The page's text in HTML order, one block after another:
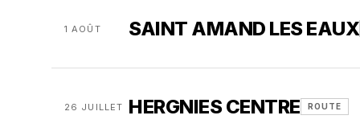
1 AOÛT SAINT AMAND LES EAUX
26 JUILLET HERGNIES CENTRE ROUTE